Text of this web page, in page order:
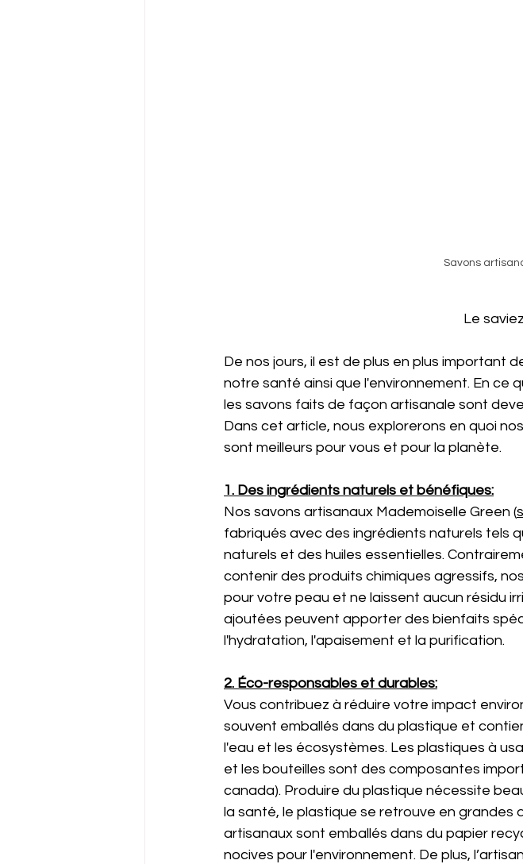
Savons
Le
De nos jours, il est de plus en plus important
notre santé ainsi que l'environnement. En ce
les savons faits de façon artisanale sont
Dans cet article, nous explorerons en quoi
sont meilleurs pour vous et pour la planète.
1. Des ingrédients naturels et bénéfiques:
Nos savons artisanaux Mademoiselle Green (
fabriqués avec des ingrédients naturels tels
naturels et des huiles essentielles.
contenir des produits chimiques agressifs,
pour votre peau et ne laissent aucun résidu
ajoutées peuvent apporter des bienfaits
l'hydratation, l'apaisement et la purification.
2. Éco-responsables et durables:
Vous contribuez à réduire votre impact
souvent emballés dans du plastique et
l'eau et les écosystèmes. Les plastiques à
et les bouteilles sont des composantes
canada). Produire du plastique nécessite
la santé, le plastique se retrouve en grandes
artisanaux sont emballés dans du papier
nocives pour l'environnement. De plus,